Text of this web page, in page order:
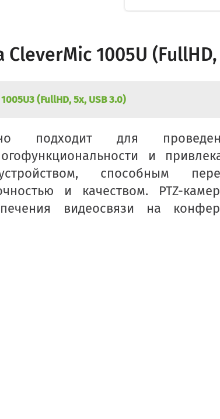
1005U (FullHD,
(FullHD, 5x, USB 3.0)
подходит для
и
способным
и качеством. PTZ-
видеосвязи на